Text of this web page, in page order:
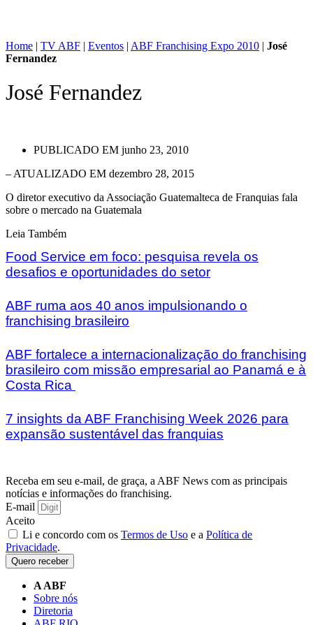
Home | TV ABF | Eventos | ABF Franchising Expo 2010 | José
Fernandez
José Fernandez
PUBLICADO EM junho 23, 2010
– ATUALIZADO EM dezembro 28, 2015
O diretor executivo da Associação Guatemalteca de Franquias fala
sobre o mercado na Guatemala
Leia Também
Food Service em foco: pesquisa revela os
desafios e oportunidades do setor
ABF ruma aos 40 anos impulsionando o
franchising brasileiro
ABF fortalece a internacionalização do franchising
brasileiro com missão empresarial ao Panamá e à
Costa Rica
7 insights da ABF Franchising Week 2026 para
expansão sustentável das franquias
Receba em seu e-mail, de graça, a ABF News com as principais
notícias e informações do franchising.
E-mail
Aceito
Li e concordo com os Termos de Uso e a Política de
Privacidade.
Quero receber
A ABF
Sobre nós
Diretoria